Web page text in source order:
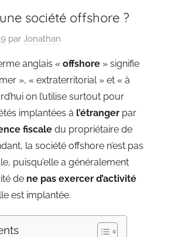
société offshore ?
par Jonathan
anglais « offshore » signifie
», « extraterritorial » et « à
on l’utilise surtout pour
implantées à l’étranger par
fiscale du propriétaire de
la société offshore n’est pas
puisqu’elle a généralement
de ne pas exercer d’activité
est implantée.